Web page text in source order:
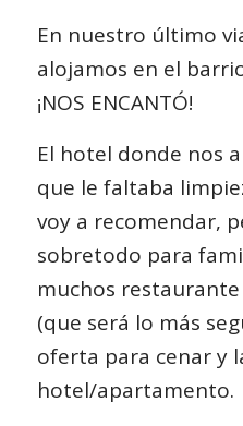
En nuestro último
alojamos en el
¡NOS ENCANTÓ!
El hotel donde nos
que le faltaba
voy a recomendar,
sobretodo para
muchos restaurante
(que será lo más
oferta para cenar y
hotel/apartamento.